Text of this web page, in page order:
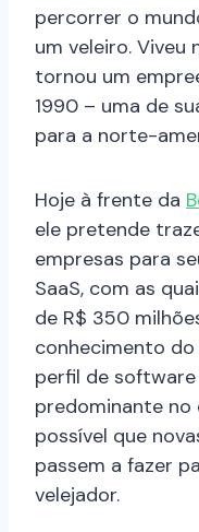
percorrer o
um veleiro. Viveu
tornou um
1990 – uma de
para a norte-
Hoje à frente da
ele pretende
empresas para
SaaS, com as
de R$ 350
conhecimento
perfil de
predominante no
possível que
passem a fazer
velejador.